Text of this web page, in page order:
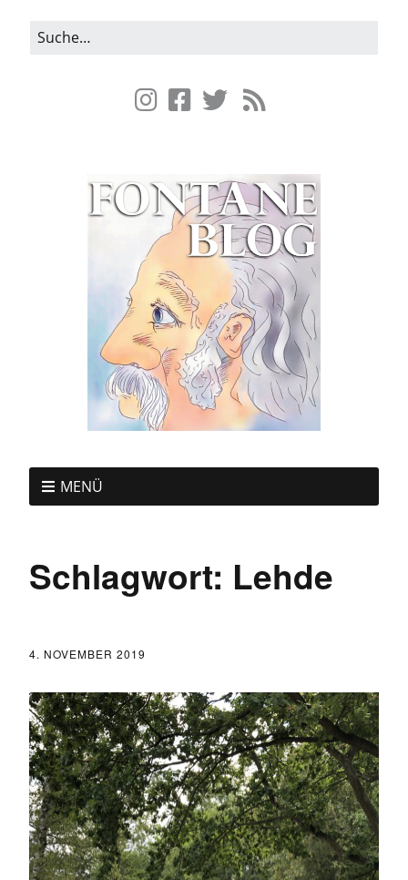
MENÜ
Schlagwort: Lehde
4. NOVEMBER 2019